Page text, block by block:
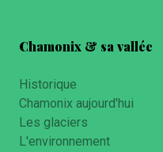
Chamonix & sa vallée
Historique
Chamonix aujourd'hui
Les glaciers
L'environnement